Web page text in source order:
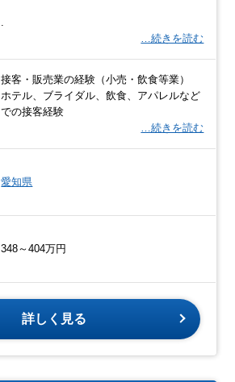
…続きを読む
接客・販売業の経験（小売・飲食等業）
ホテル、ブライダル、飲食、アパレルなど
での接客経験
…続きを読む
愛知県
348～404万円
詳しく見る